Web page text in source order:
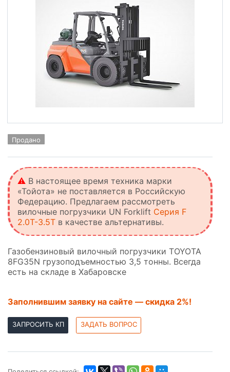
Продано
⚠️ В настоящее время техника марки
«Тойота» не поставляется в Российскую
Федерацию. Предлагаем рассмотреть
вилочные погрузчики UN Forklift Серия F
2.0T-3.5T в качестве альтернативы.
Газобензиновый вилочный погрузчики TOYOTA
8FG35N грузоподъемностью 3,5 тонны. Всегда
есть на складе в Хабаровске
Заполнившим заявку на сайте — скидка 2%!
ЗАПРОСИТЬ КП ЗАДАТЬ ВОПРОС